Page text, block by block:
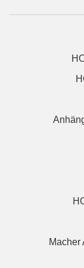
Macher